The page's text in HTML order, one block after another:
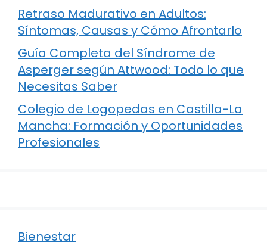
Retraso Madurativo en Adultos:
Síntomas, Causas y Cómo Afrontarlo
Guía Completa del Síndrome de
Asperger según Attwood: Todo lo que
Necesitas Saber
Colegio de Logopedas en Castilla-La
Mancha: Formación y Oportunidades
Profesionales
Bienestar